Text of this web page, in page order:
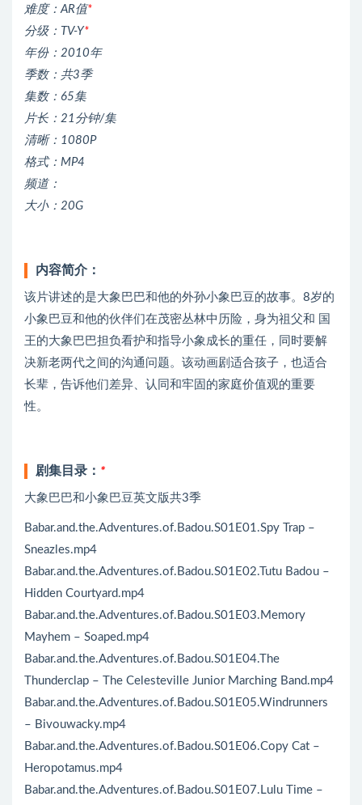
难度：AR值*
分级：TV-Y*
年份：2010年
季数：共3季
集数：65集
片长：21分钟/集
清晰：1080P
格式：MP4
频道：
大小：20G
内容简介：
该片讲述的是大象巴巴和他的外孙小象巴豆的故事。8岁的
小象巴豆和他的伙伴们在茂密丛林中历险，身为祖父和 国
王的大象巴巴担负看护和指导小象成长的重任，同时要解
决新老两代之间的沟通问题。该动画剧适合孩子，也适合
长辈，告诉他们差异、认同和牢固的家庭价值观的重要
性。
剧集目录： *
大象巴巴和小象巴豆英文版共3季
Babar.and.the.Adventures.of.Badou.S01E01.Spy Trap –
Sneazles.mp4
Babar.and.the.Adventures.of.Badou.S01E02.Tutu Badou –
Hidden Courtyard.mp4
Babar.and.the.Adventures.of.Badou.S01E03.Memory
Mayhem – Soaped.mp4
Babar.and.the.Adventures.of.Badou.S01E04.The
Thunderclap – The Celesteville Junior Marching Band.mp4
Babar.and.the.Adventures.of.Badou.S01E05.Windrunners
– Bivouwacky.mp4
Babar.and.the.Adventures.of.Badou.S01E06.Copy Cat –
Heropotamus.mp4
Babar.and.the.Adventures.of.Badou.S01E07.Lulu Time –